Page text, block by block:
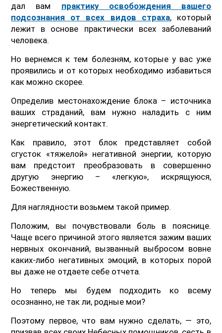
дал вам практику освобождения вашего
подсознания от всех видов страха, который
лежит в основе практически всех заболеваний
человека.
Но вернемся к тем болезням, которые у вас уже
проявились и от которых необходимо избавиться
как можно скорее.
Определив местонахождение блока – источника
ваших страданий, вам нужно наладить с ним
энергетический контакт.
Как правило, этот блок представляет собой
сгусток «тяжелой» негативной энергии, которую
вам предстоит преобразовать в совершенно
другую энергию – «легкую», искрящуюся,
Божественную.
Для наглядности возьмем такой пример.
Положим, вы почувствовали боль в пояснице.
Чаще всего причиной этого является зажим ваших
нервных окончаний, вызванный выбросом вовне
каких-либо негативных эмоций, в которых порой
вы даже не отдаете себе отчета.
Но теперь мы будем подходить ко всему
осознанно, не так ли, родные мои?
Поэтому первое, что вам нужно сделать, — это,